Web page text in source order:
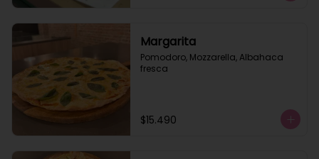
Margarita
Pomodoro, Mozzarella, Albahaca
fresca
$15.490